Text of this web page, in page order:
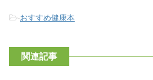
-おすすめ健康本
関連記事